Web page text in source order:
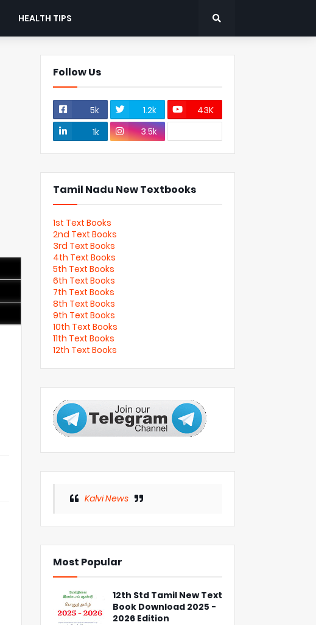
HEALTH TIPS
Follow Us
5k 1.2k
43K
1k
3.5k
Tamil Nadu New Textbooks
1st Text Books
2nd Text Books
3rd Text Books
4th Text Books
5th Text Books
6th Text Books
7th Text Books
8th Text Books
9th Text Books
10th Text Books
11th Text Books
12th Text Books
Kalvi News
Most Popular
12th Std Tamil New Text
Book Download 2025 -
2026 Edition